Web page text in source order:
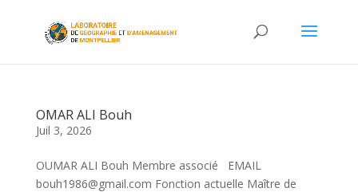
OMAR ALI Bouh
Juil 3, 2026
OUMAR ALI Bouh Membre associé EMAIL
bouh1986@gmail.com Fonction actuelle Maître de